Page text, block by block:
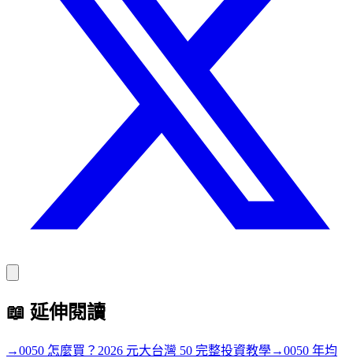
📖 延伸閱讀
→0050 怎麼買？2026 元大台灣 50 完整投資教學→0050 年均